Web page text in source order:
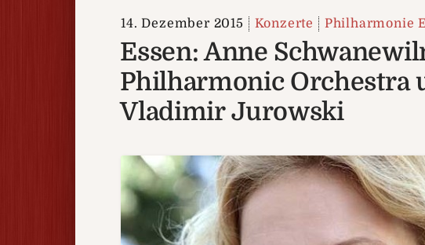
14. Dezember 2015 Konzerte Philharmonie
Essen: Anne
Philharmonic Orchestra
Vladimir Jurowski